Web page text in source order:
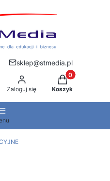
sklep@stmedia.pl
Zaloguj się
Produkty w
Koszyk